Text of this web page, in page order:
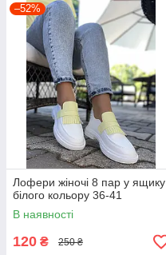
–52%
Лофери жіночі 8 пар у ящику
білого кольору 36-41
В наявності
120 ₴ 250 ₴